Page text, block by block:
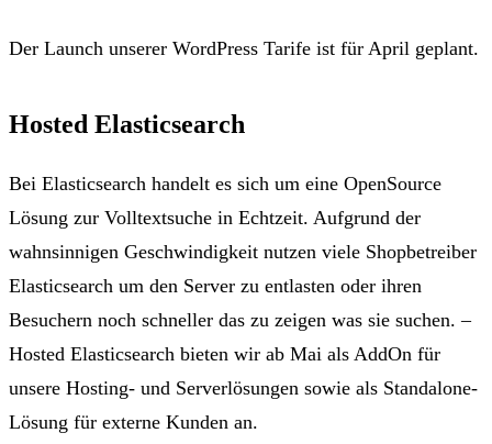
Der Launch unserer WordPress Tarife ist für April geplant.
Hosted Elasticsearch
Bei Elasticsearch handelt es sich um eine OpenSource
Lösung zur Volltextsuche in Echtzeit. Aufgrund der
wahnsinnigen Geschwindigkeit nutzen viele Shopbetreiber
Elasticsearch um den Server zu entlasten oder ihren
Besuchern noch schneller das zu zeigen was sie suchen. –
Hosted Elasticsearch bieten wir ab Mai als AddOn für
unsere Hosting- und Serverlösungen sowie als Standalone-
Lösung für externe Kunden an.